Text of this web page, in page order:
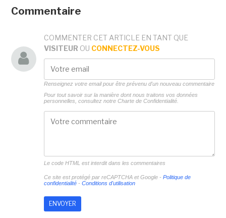
Commentaire
COMMENTER CET ARTICLE EN TANT QUE
VISITEUR OU CONNECTEZ-VOUS
Renseignez votre email pour être prévenu d'un nouveau commentaire
Pour tout savoir sur la manière dont nous traitons vos données
personnelles, consultez notre Charte de Confidentialité.
Le code HTML est interdit dans les commentaires
Ce site est protégé par reCAPTCHA et Google - Politique de
confidentialité- Conditions d'utilisation